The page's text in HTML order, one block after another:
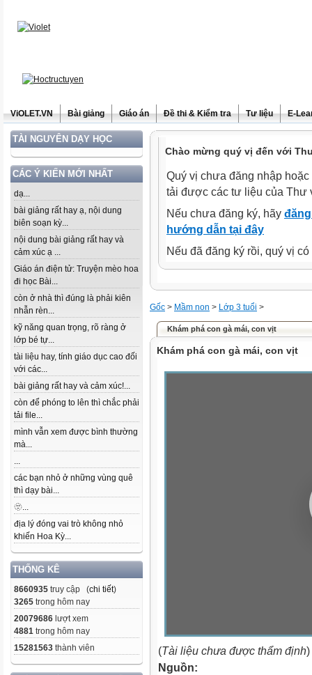
ViOLET.VN Bài giảng Giáo án Đề thi & Kiểm tra Tư liệu E-
TÀI NGUYÊN DẠY HỌC
CÁC Ý KIẾN MỚI NHẤT
dạ...
bài giảng rất hay ạ, nội dung
biên soạn kỳ...
nội dung bài giảng rất hay và
cảm xúc ạ ...
Giáo án điện tử: Truyện mèo hoa
đi học Bài...
còn ở nhà thì đúng là phải kiên
nhẫn rèn...
kỹ năng quan trọng, rõ ràng ở
lớp bé tự...
tài liệu hay, tính giáo dục cao đối
với các...
bài giảng rất hay và cảm xúc!...
còn để phóng to lên thì chắc phải
tải file...
mình vẫn xem được bình thường
mà...
...
các bạn nhỏ ở những vùng quê
thì dạy bài...
🫥...
địa lý đóng vai trò không nhỏ
khiến Hoa Kỳ...
THỐNG KÊ
8660935 truy cập (chi tiết)
3265 trong hôm nay
20079686 lượt xem
4881 trong hôm nay
15281563 thành viên
Chào mừng quý vị đến với
Quý vị chưa đăng nhập
tải được các tư liệu của Thư
Nếu chưa đăng ký, hãy
hướng dẫn tại đây
Nếu đã đăng ký rồi, quý vị
Gốc > Mầm non > Lớp 3 tuổi >
Khám phá con gà mái, con vịt
Khám phá con gà mái, con vịt
(Tài liệu chưa được thẩm định)
Nguồn: